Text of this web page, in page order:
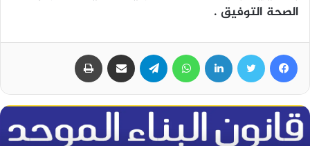
الصحة التوفيق .